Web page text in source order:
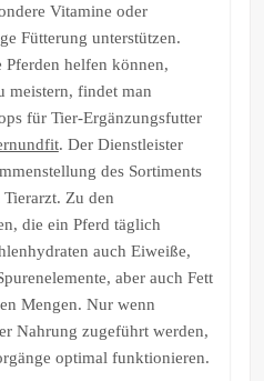
Vitamine oder
Fütterung unterstützen.
helfen können,
meistern, findet man
für Tier-Ergänzungsfutter
. Der Dienstleister
des Sortiments
Zu den
die ein Pferd täglich
auch Eiweiße,
aber auch Fett
Mengen. Nur wenn
Nahrung zugeführt werden,
optimal funktionieren.